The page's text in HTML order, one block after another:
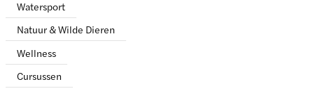
Watersport
Natuur & Wilde Dieren
Wellness
Cursussen